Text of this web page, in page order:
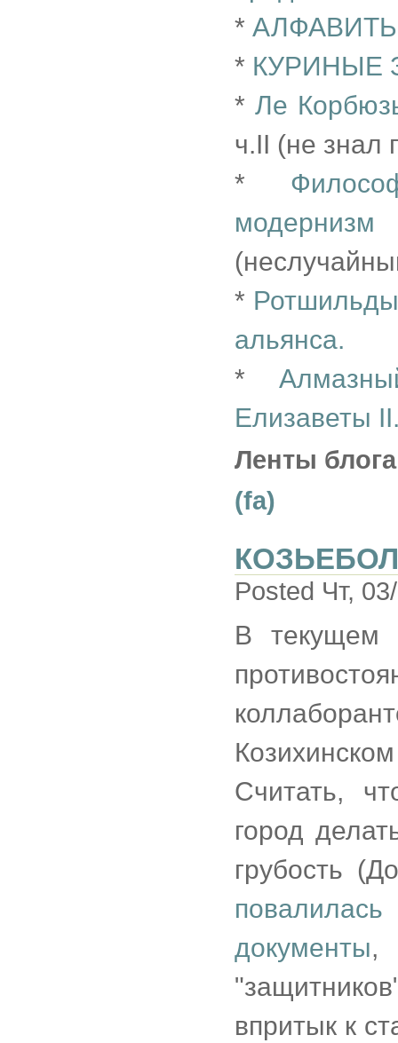
*
* КУРИНЫЕ
* Ле
ч.II (не знал
*
*
альянса.
*
Елизаветы
Ленты
(fa)
Posted Чт,
В текущем
Считать,
город
грубость
документы,
впритык к